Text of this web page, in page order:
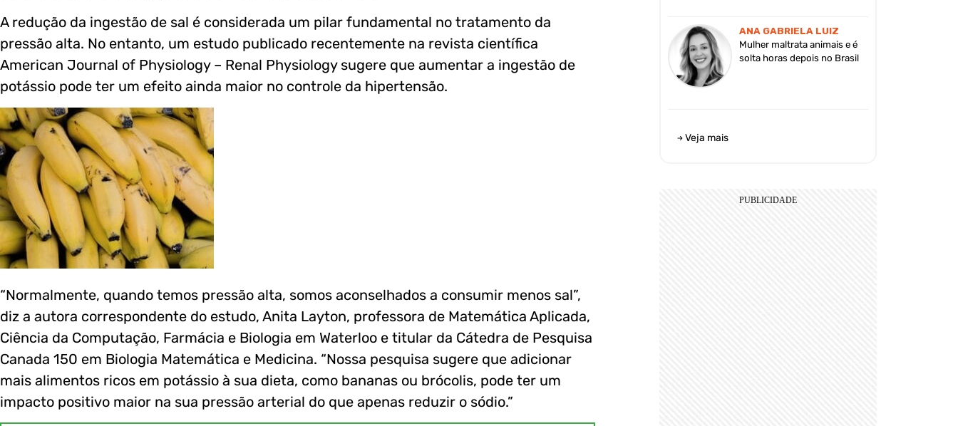
A redução da ingestão de sal é considerada um pilar fundamental no tratamento da
pressão alta. No entanto, um estudo publicado recentemente na revista científica
American Journal of Physiology – Renal Physiology sugere que aumentar a ingestão de
potássio pode ter um efeito ainda maior no controle da hipertensão.
“Normalmente, quando temos pressão alta, somos aconselhados a consumir menos sal”,
diz a autora correspondente do estudo, Anita Layton, professora de Matemática Aplicada,
Ciência da Computação, Farmácia e Biologia em Waterloo e titular da Cátedra de Pesquisa
Canada 150 em Biologia Matemática e Medicina. “Nossa pesquisa sugere que adicionar
mais alimentos ricos em potássio à sua dieta, como bananas ou brócolis, pode ter um
impacto positivo maior na sua pressão arterial do que apenas reduzir o sódio.”
ANA GABRIELA LUIZ
Mulher maltrata animais e é
solta horas depois no Brasil
Veja mais